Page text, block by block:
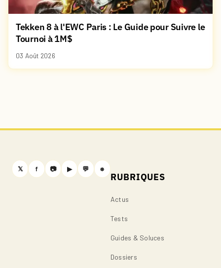
Tekken 8 à l'EWC Paris : Le Guide pour Suivre le
Tournoi à 1M$
03 Août 2026
𝕏 f 📷 ▶ 💬 ⎈
RUBRIQUES
Actus
Tests
Guides & Soluces
Dossiers